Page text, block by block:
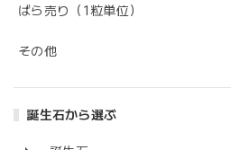
ばら売り（1粒単位）
その他
誕生石から選ぶ